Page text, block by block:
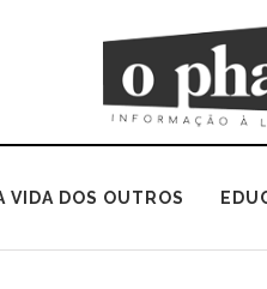
VIDA DOS OUTROS